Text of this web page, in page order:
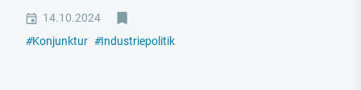
14.10.2024
#Konjunktur #Industriepolitik